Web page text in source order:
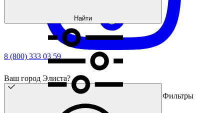
8 (800) 333 03 59
Ваш город Элиста?
Найти
Фильтры